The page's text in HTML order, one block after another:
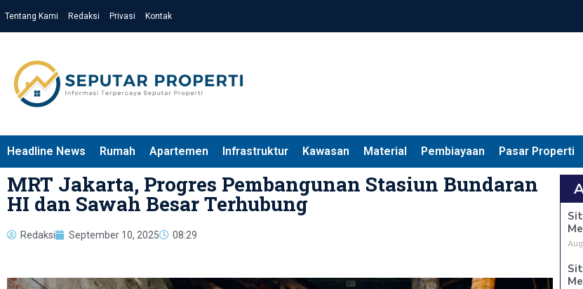
Tentang Kami Redaksi Privasi Kontak
Headline News Rumah Apartemen Infrastruktur Kawasan Material Pembiayaan Pasar Properti
MRT Jakarta, Progres Pembangunan Stasiun Bundaran
HI dan Sawah Besar Terhubung
Redaksi September 10, 2025 08:29